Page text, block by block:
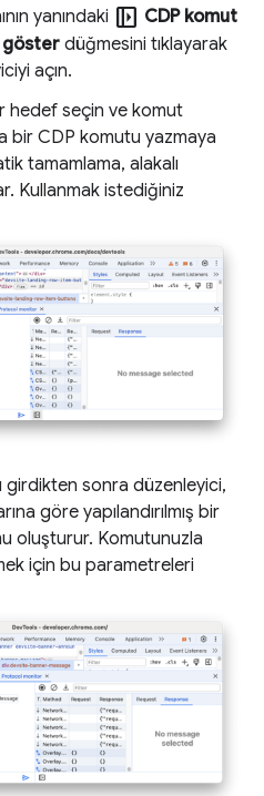
yanındaki left_panel_open CDP komut
göster düğmesini tıklayarak
açın.
hedef seçin ve komut
bir CDP komutu yazmaya
tamamlama, alakalı
Kullanmak istediğiniz
girdikten sonra düzenleyici,
göre yapılandırılmış bir
oluşturur. Komutunuzla
için bu parametreleri